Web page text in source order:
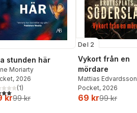
stunden här
Moriarty
, 2026
utav 5 stjärnor. Totalt antal röster:
(1)
kr99 kr
Del 2
Vykort från en
mördare
Mattias Edvardsson
Pocket, 2026
69 kr99 kr